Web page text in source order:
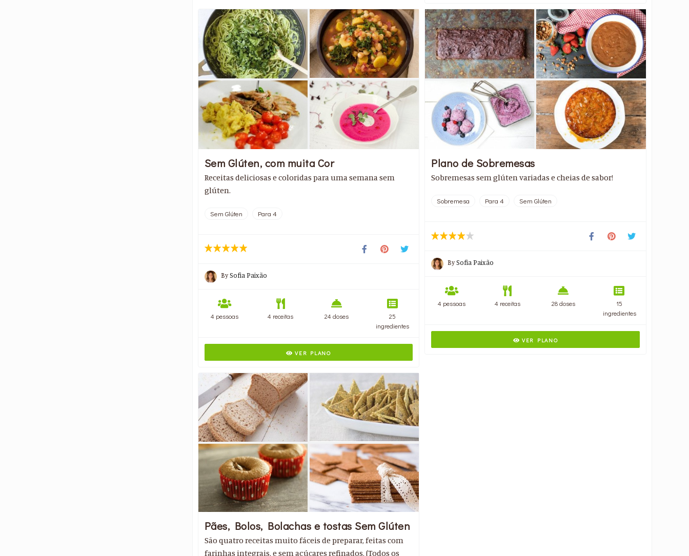
Sem Glúten, com muita Cor
Receitas deliciosas e coloridas para uma semana sem
glúten.
Sem Glúten Para 4
BySofia Paixão
4 pessoas 4 receitas 24 doses
25
ingredientes
VER PLANO
Plano de Sobremesas
Sobremesas sem glúten variadas e cheias de sabor!
Sobremesa Para 4 Sem Glúten
BySofia Paixão
4 pessoas 4 receitas 28 doses
15
ingredientes
VER PLANO
Pães, Bolos, Bolachas e tostas Sem Glúten
São quatro receitas muito fáceis de preparar, feitas com
farinhas integrais, e sem açúcares refinados. (Todos os